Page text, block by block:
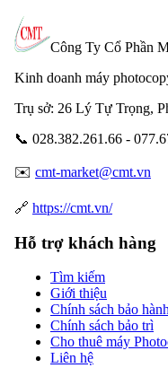
Công Ty Cổ Phần
Kinh doanh máy
Trụ sở: 26 Lý Tự Trọng,
📞 028.382.261.66 -
✉️ cmt-market@cmt.vn
🔗 https://cmt.vn/
Hỗ trợ khách hàng
Tìm kiếm
Giới thiệu
Chính sách bảo hành
Chính sách bảo trì
Cho thuê máy
Liên hệ